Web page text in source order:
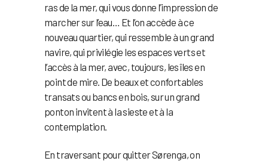
ras de la mer, qui vous donne l’impression de
marcher sur l’eau… Et l’on accède à ce
nouveau quartier, qui ressemble à un grand
navire, qui privilégie les espaces verts et
l’accès à la mer, avec, toujours, les îles en
point de mire. De beaux et confortables
transats ou bancs en bois, sur un grand
ponton invitent à la sieste et à la
contemplation.
En traversant pour quitter Sørenga, on